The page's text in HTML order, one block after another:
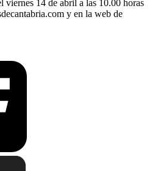
viernes 14 de abril a las 10.00 horas
y en la web de